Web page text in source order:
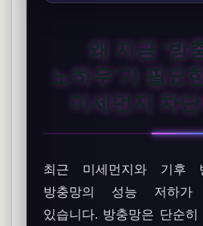
왜 지금 ‘방
노하우’가 필요
미세먼지 차
최근 미세먼지와 기후
방충망의 성능 저하가
있습니다. 방충망은 단순